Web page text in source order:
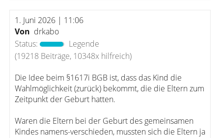
1. Juni 2026 | 11:06
Von drkabo
Status:
Legende
(19218 Beiträge, 10348x hilfreich)
Die Idee beim §1617i BGB ist, dass das Kind die
Wahlmöglichkeit (zurück) bekommt, die die Eltern zum
Zeitpunkt der Geburt hatten.
Waren die Eltern bei der Geburt des gemeinsamen
Kindes namens-verschieden, mussten sich die Eltern ja